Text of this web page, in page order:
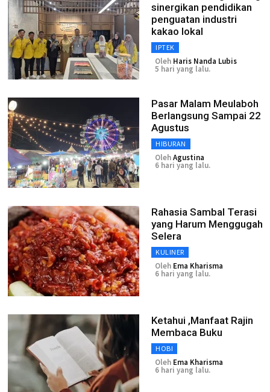
sinergikan pendidikan
penguatan industri
kakao lokal
IPTEK
Oleh Haris Nanda Lubis
5 hari yang lalu.
Pasar Malam Meulaboh
Berlangsung Sampai 22
Agustus
HIBURAN
OlehAgustina
6 hari yang lalu.
Rahasia Sambal Terasi
yang Harum Menggugah
Selera
KULINER
Oleh Ema Kharisma
6 hari yang lalu.
Ketahui ,Manfaat Rajin
Membaca Buku
HOBI
Oleh Ema Kharisma
6 hari yang lalu.